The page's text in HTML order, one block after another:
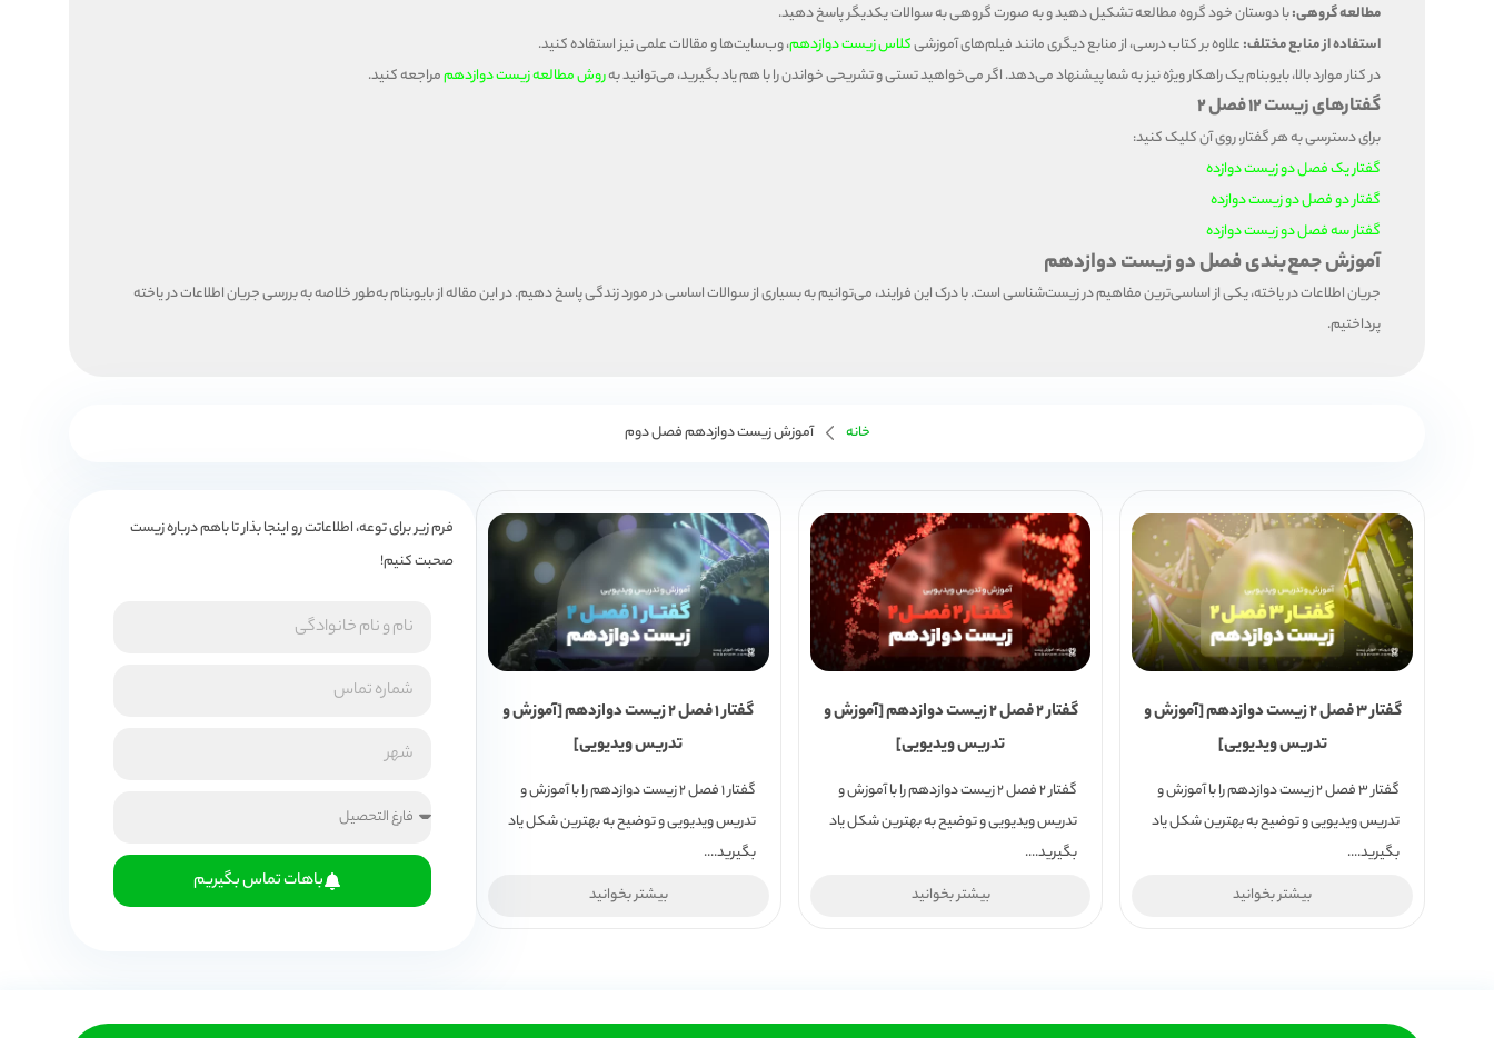
مطالعه گروهی:با دوستان خود گروه مطالعه تشکیل دهید و به صورت گروهی به سوالات یکدیگر پاسخ دهید.
استفاده از منابع مختلف:علاوه بر کتاب درسی، از منابع دیگری مانند فیلم‌های آموزشیکلاس زیست دوازدهم، وب‌سایت‌ها و مقالات علمی نیز استفاده کنید.
در کنار موارد بالا، بایوبنام یک راهکار ویژه نیز به شما پیشنهاد می‌دهد. اگر می‌خواهید تستی و تشریحی خواندن را با هم یاد بگیرید، می‌توانید بهروش مطالعه زیست دوازدهممراجعه کنید.
گفتارهای زیست 12 فصل 2
برای دسترسی به هر گفتار، روی آن کلیک کنید:
گفتار یک فصل دو زیست دوازده
گفتار دو فصل دو زیست دوازده
گفتار سه فصل دو زیست دوازده
آموزش جمع‌بندی فصل دو زیست دوازدهم
جریان اطلاعات در یاخته، یکی از اساسی‌ترین مفاهیم در زیست‌شناسی است. با درک این فرایند، می‌توانیم به بسیاری از سوالات اساسی در مورد زندگی پاسخ دهیم. در این مقاله از بایوبنام به‌طور خلاصه به بررسی جریان اطلاعات در یاخته
پرداختیم.
خانه آموزش زیست دوازدهم فصل دوم
گفتار 3 فصل 2 زیست دوازدهم [آموزش و
تدریس ویدیویی]
گفتار 3 فصل 2 زیست دوازدهم را با آموزش و
تدریس ویدیویی و توضیح به بهترین شکل یاد
بگیرید....
بیشتر بخوانید
گفتار 2 فصل 2 زیست دوازدهم [آموزش و
تدریس ویدیویی]
گفتار 2 فصل 2 زیست دوازدهم را با آموزش و
تدریس ویدیویی و توضیح به بهترین شکل یاد
بگیرید....
بیشتر بخوانید
گفتار 1 فصل 2 زیست دوازدهم [آموزش و
تدریس ویدیویی]
گفتار 1 فصل 2 زیست دوازدهم را با آموزش و
تدریس ویدیویی و توضیح به بهترین شکل یاد
بگیرید....
بیشتر بخوانید
فرم زیر برای توعه، اطلاعاتت رو اینجا بذار تا باهم درباره زیست
صحبت کنیم!
باهات تماس بگیریم